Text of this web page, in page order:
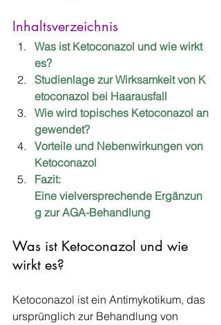
Inhaltsverzeichnis
Was ist Ketoconazol und wie wirkt
es?
Studienlage zur Wirksamkeit von K
etoconazol bei Haarausfall
Wie wird topisches Ketoconazol an
gewendet?
Vorteile und Nebenwirkungen von
Ketoconazol
Fazit:
Eine vielversprechende Ergänzun
g zur AGA-Behandlung
Was ist Ketoconazol und wie
wirkt es?
Ketoconazol ist ein Antimykotikum, das
ursprünglich zur Behandlung von